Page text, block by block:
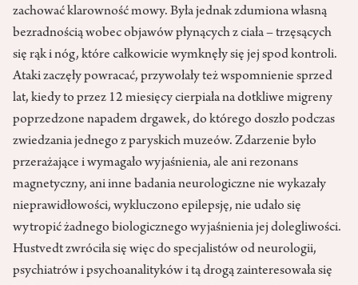
zachować klarowność mowy. Była jednak zdumiona własną
bezradnością wobec objawów płynących z ciała – trzęsących
się rąk i nóg, które całkowicie wymknęły się jej spod kontroli.
Ataki zaczęły powracać, przywołały też wspomnienie sprzed
lat, kiedy to przez 12 miesięcy cierpiała na dotkliwe migreny
poprzedzone napadem drgawek, do którego doszło podczas
zwiedzania jednego z paryskich muzeów. Zdarzenie było
przerażające i wymagało wyjaśnienia, ale ani rezonans
magnetyczny, ani inne badania neurologiczne nie wykazały
nieprawidłowości, wykluczono epilepsję, nie udało się
wytropić żadnego biologicznego wyjaśnienia jej dolegliwości.
Hustvedt zwróciła się więc do specjalistów od neurologii,
psychiatrów i psychoanalityków i tą drogą zainteresowała się